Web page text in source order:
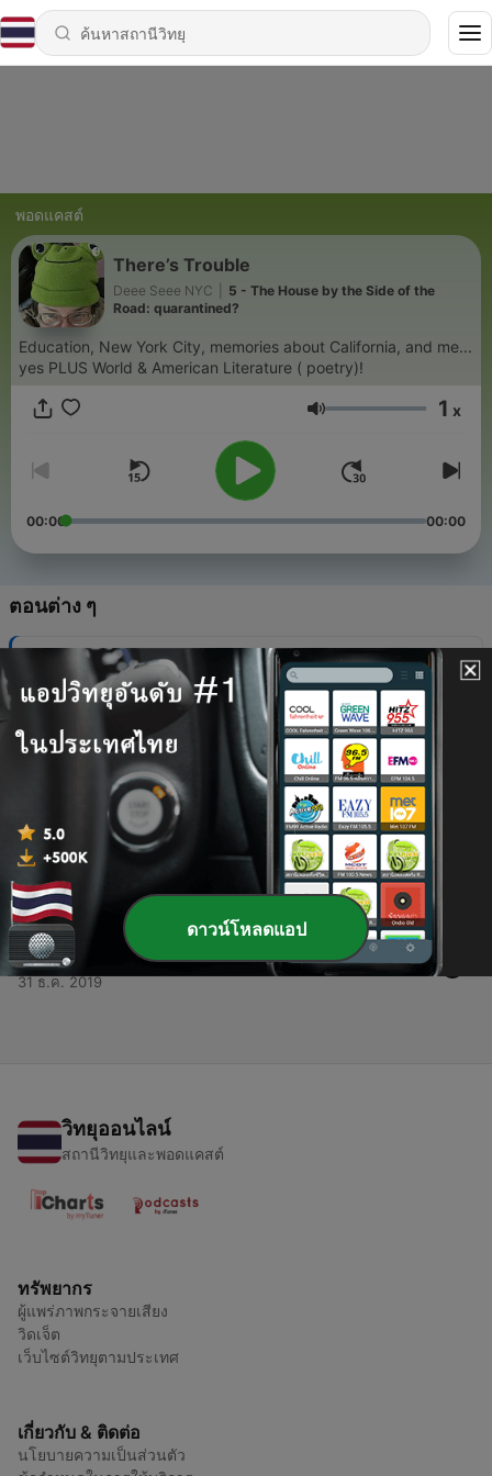
พอดแคสต์
There’s Trouble
Deee Seee NYC
5 - The House by the Side of the
Road: quarantined?
Education, New York City, memories about California, and me...
yes PLUS World & American Literature ( poetry)!
ระดับเสียง 1 x
00:00 00:00
ตอนต่าง ๆ
The House by the Side of the Road: quarantined?
19 มี.ค. 2020
4 this is about slaughterhouse five
19 มี.ค. 2020
What’s poetry and if that question can be answered
what is a good poem and what is a bad poem?
19 มี.ค. 2020
2 - Basic information about Autism Spectrum.
02 ม.ค. 2020
1 - There’s Trouble (Trailer)
31 ธ.ค. 2019
วิทยุออนไลน์
สถานีวิทยุและพอดแคสต์
ทรัพยากร
ผู้แพร่ภาพกระจายเสียง
วิดเจ็ต
เว็บไซต์วิทยุตามประเทศ
เกี่ยวกับ & ติดต่อ
นโยบายความเป็นส่วนตัว
ดาวน์โหลดแอป